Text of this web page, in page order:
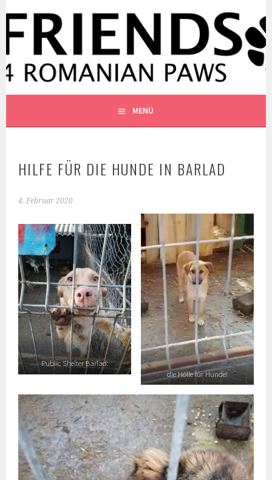
zum
InhaltFRIENDS4ROMANIANPAWS E.V.
MENÜ
HILFE FÜR DIE HUNDE IN BARLAD
4. Februar 2020
Public Shelter Barlad:
die Hölle für Hunde!